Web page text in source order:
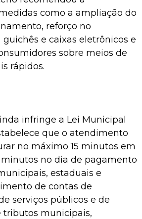
como a ampliação do
reforço no
e caixas eletrônicos e
sobre meios de
rápidos.
infringe a Lei Municipal
que o atendimento
no máximo 15 minutos em
no dia de pagamento
estaduais e
de contas de
serviços públicos e de
tributos municipais,